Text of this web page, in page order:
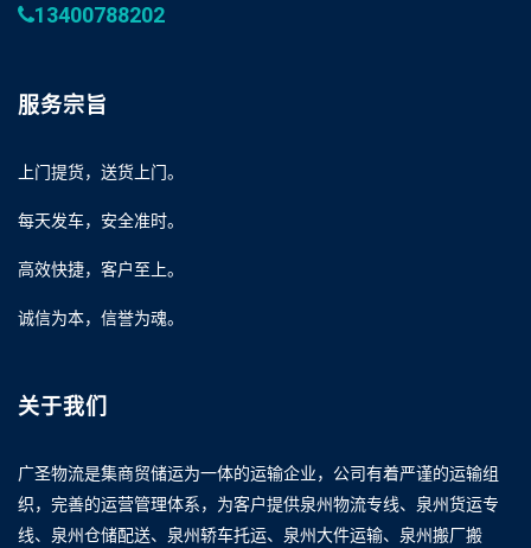
13400788202
服务宗旨
上门提货，送货上门。
每天发车，安全准时。
高效快捷，客户至上。
诚信为本，信誉为魂。
关于我们
广圣物流是集商贸储运为一体的运输企业，公司有着严谨的运输组
织，完善的运营管理体系，为客户提供泉州物流专线、泉州货运专
线、泉州仓储配送、泉州轿车托运、泉州大件运输、泉州搬厂搬